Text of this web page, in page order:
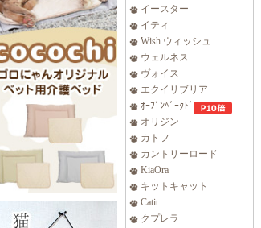
イースター
イティ
Wish ウィッシュ
ウェルネス
ヴォイス
エクイリブリア
ｵｰﾌﾞﾝﾍﾞｰｸﾄﾞ
オリジン
カトフ
カントリーロード
KiaOra
キットキャット
Catit
クプレラ